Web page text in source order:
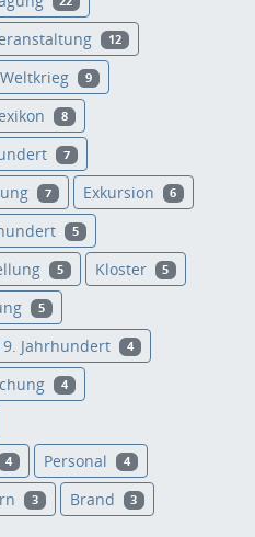
12
9
8
7
7 Exkursion 6
5
5 Kloster 5
5
Jahrhundert 4
4
4 Personal 4
3 Brand 3